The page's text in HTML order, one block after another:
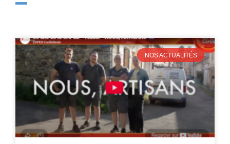
NOS ACTUALITÉS